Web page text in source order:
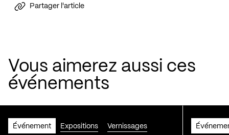
Partager l'article
Vous aimerez aussi ces
événements
Événement Expositions Vernissages